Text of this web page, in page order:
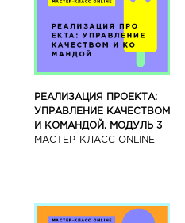
РЕАЛИЗАЦИЯ ПРОЕКТА:
УПРАВЛЕНИЕ КАЧЕСТВОМ
И КОМАНДОЙ. МОДУЛЬ 3
МАСТЕР-КЛАСС ONLINE